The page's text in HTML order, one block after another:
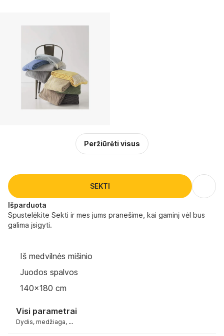
Peržiūrėti visus
SEKTI
Išparduota
Spustelėkite Sekti ir mes jums pranešime, kai gaminį vėl bus
galima įsigyti.
Iš medvilnės mišinio
Juodos spalvos
140x180 cm
Visi parametrai
Dydis, medžiaga, ...